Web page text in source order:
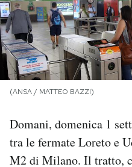
PODCAST
NEWSLETTER
I MIEI PREFERITI
SHOP
(ANSA / MATTEO BAZZI)
Domani, domenica 1
tra le fermate Loreto e
M2 di Milano. Il tratto,